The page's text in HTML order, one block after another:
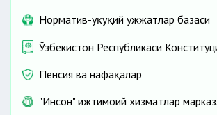
Норматив-ҳуқуқий ҳужжатлар базаси
Ўзбекистон Республикаси
Пенсия ва нафақалар
"Инсон" ижтимоий хизматлар